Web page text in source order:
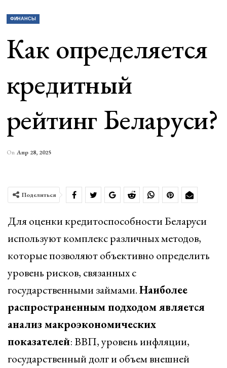
ФИНАНСЫ
Как определяется
кредитный
рейтинг Беларуси?
On Апр 28, 2025
Поделиться
Для оценки кредитоспособности Беларуси
используют комплекс различных методов,
которые позволяют объективно определить
уровень рисков, связанных с
государственными займами.Наиболее
распространенным подходом является
анализ макроэкономических
показателей: ВВП, уровень инфляции,
государственный долг и объем внешней